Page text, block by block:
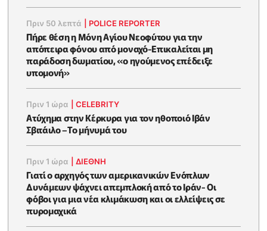
Πριν 50 λεπτά POLICE REPORTER
Πήρε θέση η Μόνη Αγίου Νεοφύτου για την
απόπειρα φόνου από μοναχό-Επικαλείται μη
παράδοση δωματίου, «ο ηγούμενος επέδειξε
υπομονή»
Πριν 1 ώρα |CELEBRITY
Ατύχημα στην Κέρκυρα για τον ηθοποιό Ιβάν
Σβιτάιλο –Το μήνυμά του
Πριν 1 ώρα |ΔΙΕΘΝΗ
Γιατί ο αρχηγός των αμερικανικών Ενόπλων
Δυνάμεων ψάχνει απεμπλοκή από το Ιράν- Οι
φόβοι για μια νέα κλιμάκωση και οι ελλείψεις σε
πυρομαχικά